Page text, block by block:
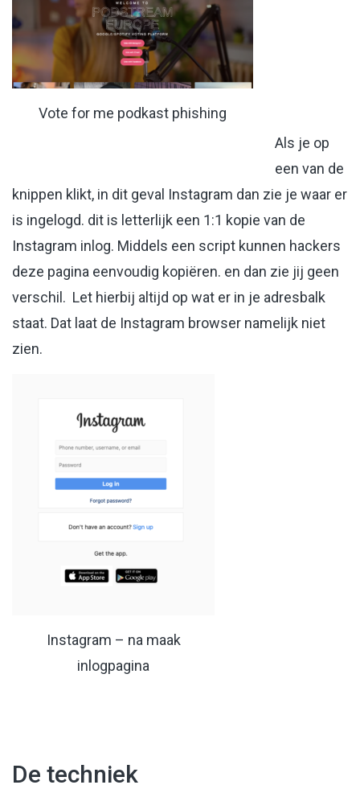
Vote for me podkast phishing
Als je op
een van de
knippen klikt, in dit geval Instagram dan zie je waar er
is ingelogd. dit is letterlijk een 1:1 kopie van de
Instagram inlog. Middels een script kunnen hackers
deze pagina eenvoudig kopiëren. en dan zie jij geen
verschil. Let hierbij altijd op wat er in je adresbalk
staat. Dat laat de Instagram browser namelijk niet
zien.
Instagram – na maak
inlogpagina
De techniek